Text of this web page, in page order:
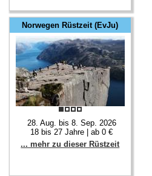
Norwegen Rüstzeit (EvJu)
28. Aug. bis 8. Sep. 2026
18 bis 27 Jahre | ab 0 €
... mehr zu dieser Rüstzeit